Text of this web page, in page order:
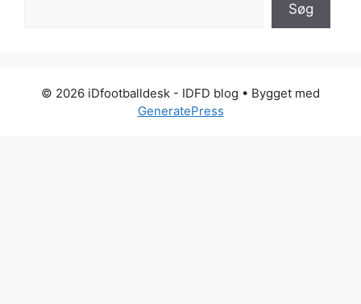
Søg
© 2026 iDfootballdesk - IDFD blog • Bygget med
GeneratePress